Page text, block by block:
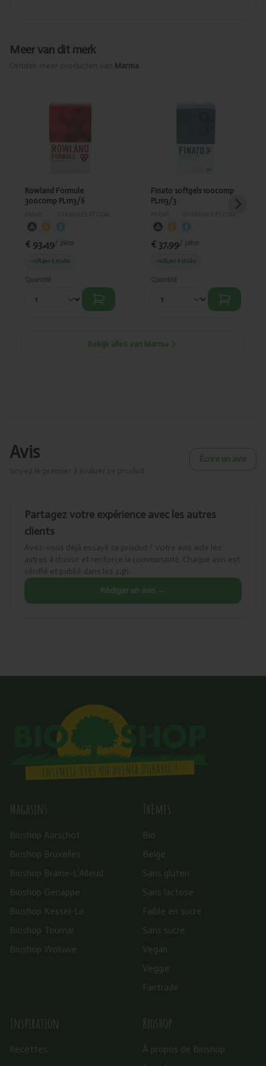
Meer van dit merk
Ontdek meer producten van Marma
Ajouté
PL1113/6
Rowland Formule
300comp PL1113/6
€ 93,49/ pièce
-10%per 6 stuks
Quantité
Finato softgels 100comp
PL1113/3
€ 37,99/ pièce
-10%per 6 stuks
Quantité
Bekijk alles van Marma
Avis Écrire un avis
Partagez votre expérience avec les autres
clients
Avez-vous déjà essayé ce produit ? Votre avis aide les
autres à choisir et renforce la communauté. Chaque avis est
vérifié et publié dans les 24h.
Rédiger un avis →
Magasins
Bioshop Aarschot
Bioshop Bruxelles
Bioshop Braine-L’Alleud
Bioshop Genappe
Bioshop Kessel-Lo
Bioshop Tournai
Bioshop Woluwe
Thèmes
Bio
Belge
Sans gluten
Sans lactose
Faible en sucre
Sans sucre
Vegan
Veggie
Fairtrade
Inspiration
Recettes
Bioshop
À propos de Bioshop